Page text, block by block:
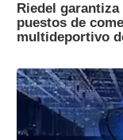
Riedel
puestos de
multideportivo